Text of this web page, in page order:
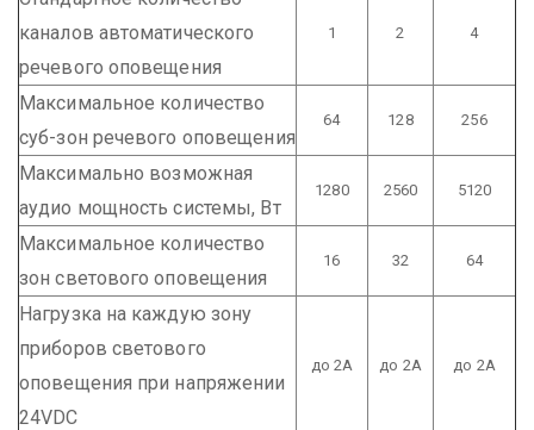
каналов автоматического
речевого оповещения
1 2 4
Максимальное количество
суб-зон речевого оповещения
64 128 256
Максимально возможная
аудио мощность системы, Вт
1280 2560 5120
Максимальное количество
зон светового оповещения
16 32 64
Нагрузка на каждую зону
приборов светового
оповещения при напряжении
24VDC
до 2А до 2А до 2А